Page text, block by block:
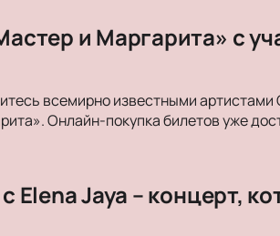
и Маргарита» с
всемирно известными
Онлайн-покупка билетов уже
Jaya – концерт,